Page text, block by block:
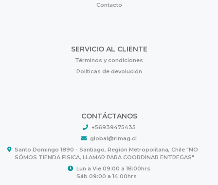
Contacto
SERVICIO AL CLIENTE
Términos y condiciones
Políticas de devolución
CONTÁCTANOS
+56939475435
global@rimag.cl
Santo Domingo 1890 - Santiago, Región Metropolitana, Chile "NO
SÓMOS TIENDA FISICA, LLAMAR PARA COORDINAR ENTREGAS"
Lun a Vie 09:00 a 18:00hrs
Sáb 09:00 a 14:00hrs